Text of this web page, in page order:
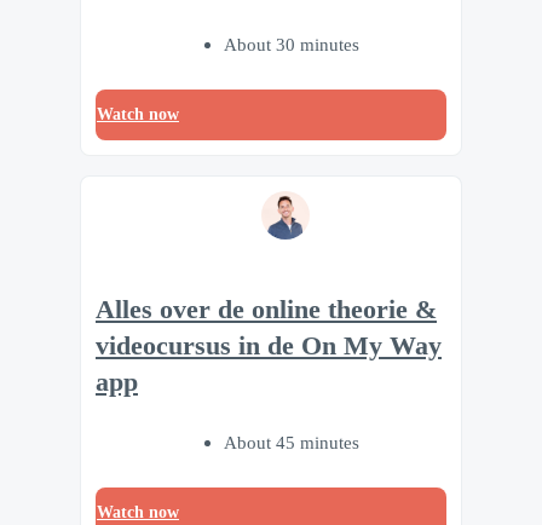
About 30 minutes
Watch now
Alles over de online theorie &
videocursus in de On My Way
app
About 45 minutes
Watch now